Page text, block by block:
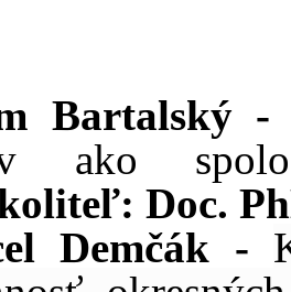
Bartalský
ako
Doc.
Demčák -